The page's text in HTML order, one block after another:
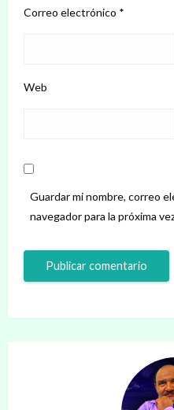
Correo electrónico *
Web
Guardar mi nombre, correo
navegador para la próxima